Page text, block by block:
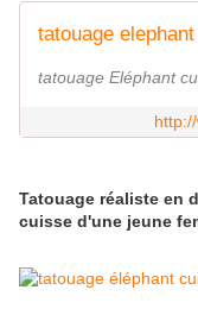
tatouage elephant
tatouage Eléphant
Tatouage réaliste en
cuisse d'une jeune